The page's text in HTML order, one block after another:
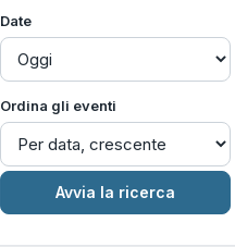
Date
Ordina gli eventi